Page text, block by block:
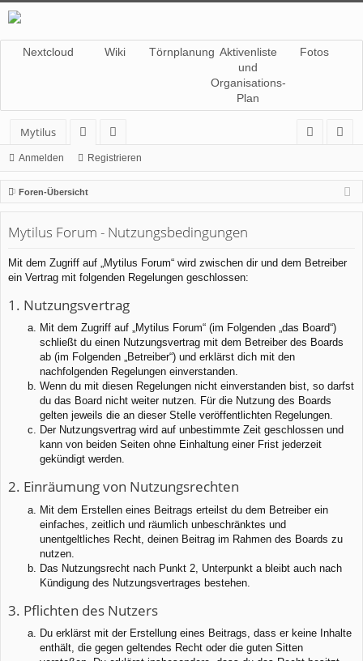
Nextcloud Wiki Törnplanung Aktivenliste
und
Organisations-
Plan
Fotos
Mytilus
or
en
itg
lie
de
r
m
el
n
ist
rie
n
Anmelden Registrieren
Foren-Übersicht
Mytilus Forum - Nutzungsbedingungen
Mit dem Zugriff auf „Mytilus Forum“ wird zwischen dir und dem Betreiber
ein Vertrag mit folgenden Regelungen geschlossen:
1. Nutzungsvertrag
Mit dem Zugriff auf „Mytilus Forum“ (im Folgenden „das Board“)
schließt du einen Nutzungsvertrag mit dem Betreiber des Boards
ab (im Folgenden „Betreiber“) und erklärst dich mit den
nachfolgenden Regelungen einverstanden.
Wenn du mit diesen Regelungen nicht einverstanden bist, so darfst
du das Board nicht weiter nutzen. Für die Nutzung des Boards
gelten jeweils die an dieser Stelle veröffentlichten Regelungen.
Der Nutzungsvertrag wird auf unbestimmte Zeit geschlossen und
kann von beiden Seiten ohne Einhaltung einer Frist jederzeit
gekündigt werden.
2. Einräumung von Nutzungsrechten
Mit dem Erstellen eines Beitrags erteilst du dem Betreiber ein
einfaches, zeitlich und räumlich unbeschränktes und
unentgeltliches Recht, deinen Beitrag im Rahmen des Boards zu
nutzen.
Das Nutzungsrecht nach Punkt 2, Unterpunkt a bleibt auch nach
Kündigung des Nutzungsvertrages bestehen.
3. Pflichten des Nutzers
Du erklärst mit der Erstellung eines Beitrags, dass er keine Inhalte
enthält, die gegen geltendes Recht oder die guten Sitten